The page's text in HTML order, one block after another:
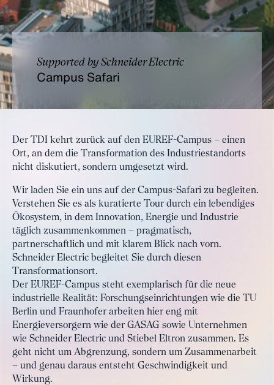
© © EUREF-Campus © Marco Döpke
Supported by Schneider Electric
Campus Safari
Der TDI kehrt zurück auf den EUREF-Campus – einen
Ort, an dem die Transformation des Industriestandorts
nicht diskutiert, sondern umgesetzt wird.
Wir laden Sie ein uns auf der Campus-Safari zu begleiten.
Verstehen Sie es als kuratierte Tour durch ein lebendiges
Ökosystem, in dem Innovation, Energie und Industrie
täglich zusammenkommen – pragmatisch,
partnerschaftlich und mit klarem Blick nach vorn.
Schneider Electric begleitet Sie durch diesen
Transformationsort.
Der EUREF-Campus steht exemplarisch für die neue
industrielle Realität: Forschungseinrichtungen wie die TU
Berlin und Fraunhofer arbeiten hier eng mit
Energieversorgern wie der GASAG sowie Unternehmen
wie Schneider Electric und Stiebel Eltron zusammen. Es
geht nicht um Abgrenzung, sondern um Zusammenarbeit
– und genau daraus entsteht Geschwindigkeit und
Wirkung.